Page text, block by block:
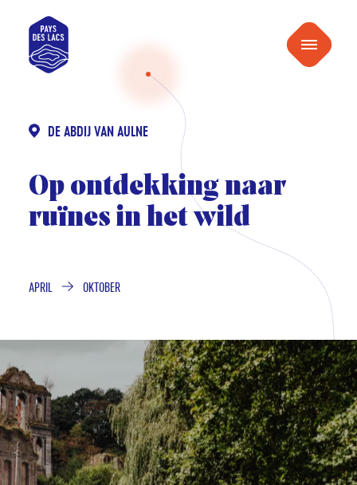
Pays
des
Menu
DE ABDIJ VAN AULNE
Op ontdekking naar
ruïnes in het wild
APRIL OKTOBER